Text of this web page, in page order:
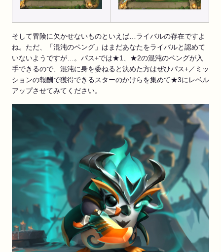
そして冒険に欠かせないものといえば…ライバルの存在ですよ
ね。ただ、「混沌のペング」はまだあなたをライバルと認めて
いないようですが…。パス+では★1、★2の混沌のペングが入
手できるので、混沌に身を委ねると決めた方はぜひパス+／ミッ
ションの報酬で獲得できるスターのかけらを集めて★3にレベル
アップさせてみてください。